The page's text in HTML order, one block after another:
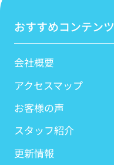
おすすめコンテンツ
会社概要
アクセスマップ
お客様の声
スタッフ紹介
更新情報